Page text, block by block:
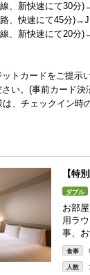
、新快速にて30分
、快速にて45分
、新快速にて20分
トカードをご提示
い。(事前カード決
、チェックイン時
【特
ダブル
お部
用ラ
事、
食事
人数